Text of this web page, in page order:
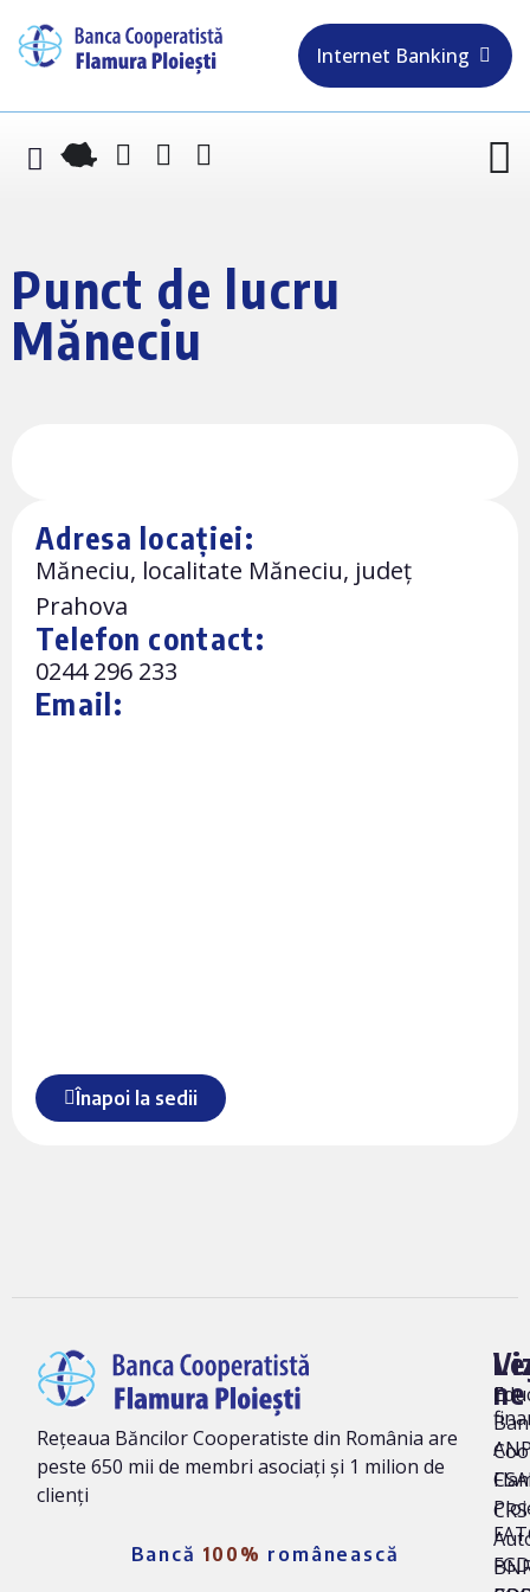
Internet Banking
Punct de lucru
Măneciu
Adresa locației:
Măneciu, localitate Măneciu, județ
Prahova
Telefon contact:
0244 296 233
Email:
Înapoi la sedii
Rețeaua Băncilor Cooperatiste din România are
peste 650 mii de membri asociați și 1 milion de
clienți
Bancă 100% românească
ne